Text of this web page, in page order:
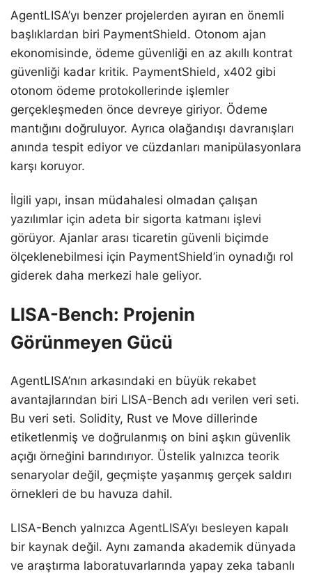
AgentLISA’yı benzer projelerden ayıran en önemli
başlıklardan biri PaymentShield. Otonom ajan
ekonomisinde, ödeme güvenliği en az akıllı kontrat
güvenliği kadar kritik. PaymentShield, x402 gibi
otonom ödeme protokollerinde işlemler
gerçekleşmeden önce devreye giriyor. Ödeme
mantığını doğruluyor. Ayrıca olağandışı davranışları
anında tespit ediyor ve cüzdanları manipülasyonlara
karşı koruyor.
İlgili yapı, insan müdahalesi olmadan çalışan
yazılımlar için adeta bir sigorta katmanı işlevi
görüyor. Ajanlar arası ticaretin güvenli biçimde
ölçeklenebilmesi için PaymentShield’in oynadığı rol
giderek daha merkezi hale geliyor.
LISA-Bench: Projenin
Görünmeyen Gücü
AgentLISA’nın arkasındaki en büyük rekabet
avantajlarından biri LISA-Bench adı verilen veri seti.
Bu veri seti. Solidity, Rust ve Move dillerinde
etiketlenmiş ve doğrulanmış on bini aşkın güvenlik
açığı örneğini barındırıyor. Üstelik yalnızca teorik
senaryolar değil, geçmişte yaşanmış gerçek saldırı
örnekleri de bu havuza dahil.
LISA-Bench yalnızca AgentLISA’yı besleyen kapalı
bir kaynak değil. Aynı zamanda akademik dünyada
ve araştırma laboratuvarlarında yapay zeka tabanlı